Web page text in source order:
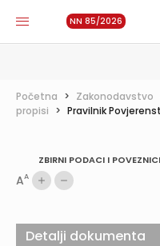
NN 85/2026
Početna > Zakonodavstvo
propisi > Pravilnik
ZBIRNI PODACI I
AA
Detalji dokumenta